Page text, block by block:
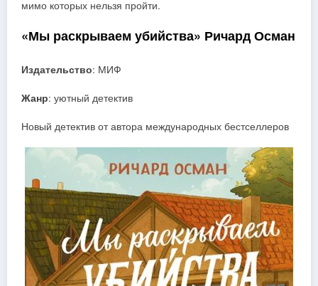
мимо которых нельзя пройти.
«Мы раскрываем убийства» Ричард Осман
Издательство: МИФ
Жанр: уютный детектив
Новый детектив от автора международных бестселлеров